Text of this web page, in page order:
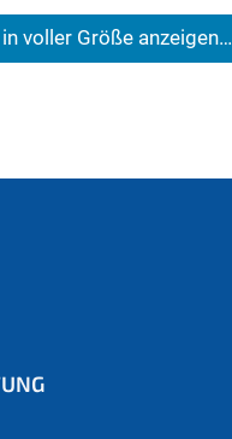
voller Größe anzeigen…